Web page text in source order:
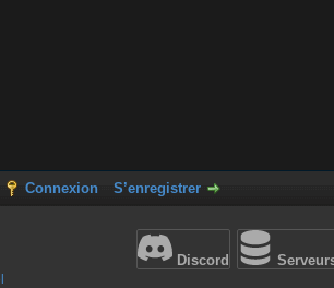
Connexion S’enregistrer
Discord